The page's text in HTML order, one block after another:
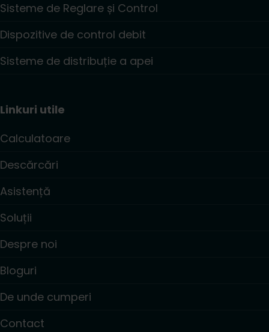
Sisteme de Reglare și Control
Dispozitive de control debit
Sisteme de distribuție a apei
Linkuri utile
Calculatoare
Descărcări
Asistență
Soluții
Despre noi
Bloguri
De unde cumperi
Contact